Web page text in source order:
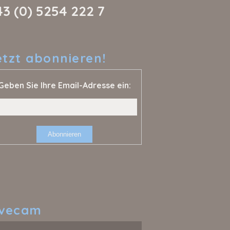
(0) 5254 222 7
abonnieren!
Sie Ihre Email-Adresse ein: